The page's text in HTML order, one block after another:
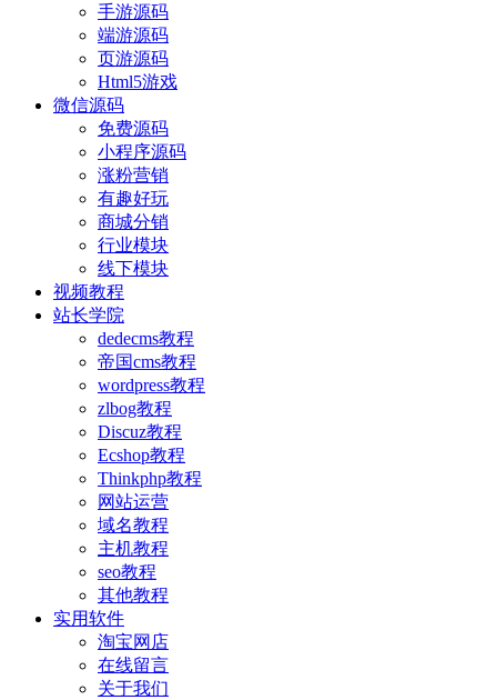
手游源码
端游源码
页游源码
Html5游戏
微信源码
免费源码
小程序源码
涨粉营销
有趣好玩
商城分销
行业模块
线下模块
视频教程
站长学院
dedecms教程
帝国cms教程
wordpress教程
zlbog教程
Discuz教程
Ecshop教程
Thinkphp教程
网站运营
域名教程
主机教程
seo教程
其他教程
实用软件
淘宝网店
在线留言
关于我们